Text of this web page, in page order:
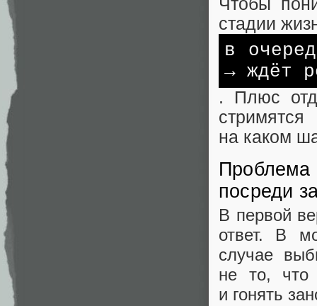
стадии
в
→ ждёт
. Плюс
на каком
Проблема
посреди
В первой
ответ. В
случае
не то, что
и гонять